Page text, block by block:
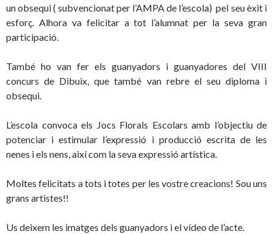
un obsequi ( subvencionat per l’AMPA de l’escola) pel seu èxit i
esforç. Alhora va felicitar a tot l’alumnat per la seva gran
participació.
També ho van fer els guanyadors i guanyadores del VIII
concurs de Dibuix, que també van rebre el seu diploma i
obsequi.
L’escola convoca els Jocs Florals Escolars amb l’objectiu de
potenciar i estimular l’expressió i producció escrita de les
nenes i els nens, així com la seva expressió artística.
Moltes felicitats a tots i totes per les vostre creacions! Sou uns
grans artistes!!
Us deixem les imatges dels guanyadors i el vídeo de l’acte.